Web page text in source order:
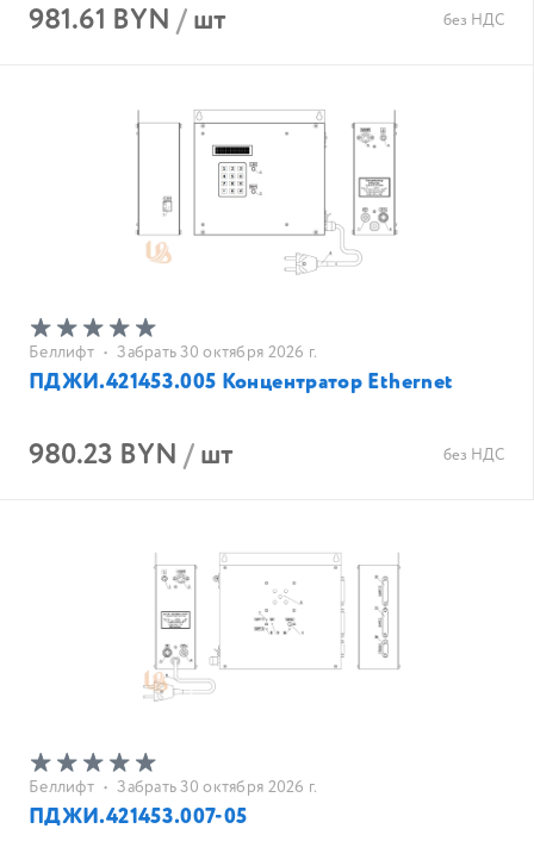
981.61 BYN/шт без НДС
Беллифт • Забрать 30 октября 2026 г.
ПДЖИ.421453.005 Концентратор Ethernet
980.23 BYN/шт без НДС
Беллифт • Забрать 30 октября 2026 г.
ПДЖИ.421453.007-05